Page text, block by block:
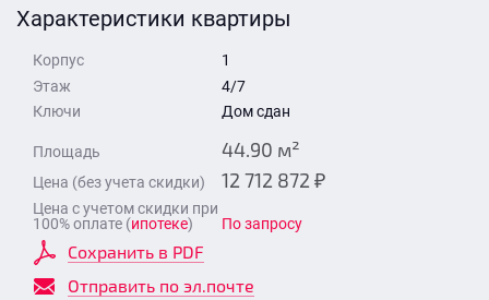
Характеристики квартиры
Корпус
1
Этаж
4/7
Ключи
Дом сдан
Площадь 44.90 м²
Цена (без учета скидки) 12 712 872 ₽
Цена с учетом скидки при
100% оплате (ипотеке) По запросу
Сохранить в PDF
Отправить по эл.почте
Время для звонка
Отправить